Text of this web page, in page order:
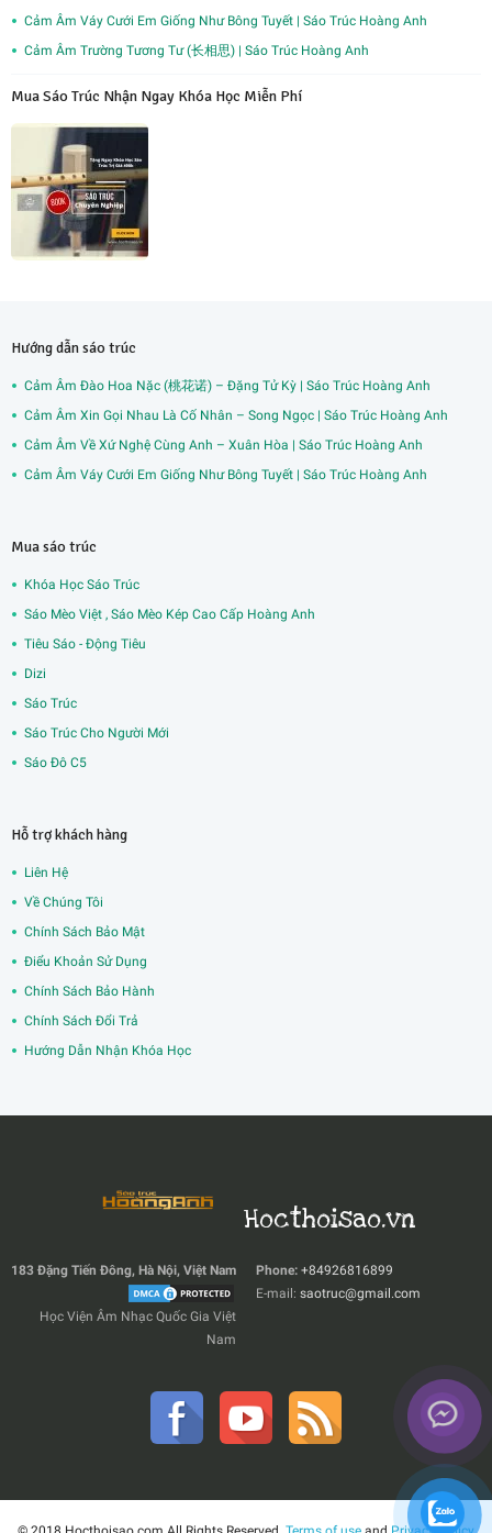
Cảm Âm Váy Cưới Em Giống Như Bông Tuyết | Sáo Trúc Hoàng Anh
Cảm Âm Trường Tương Tư (长相思) | Sáo Trúc Hoàng Anh
Mua Sáo Trúc Nhận Ngay Khóa Học Miễn Phí
Hướng dẫn sáo trúc
Cảm Âm Đào Hoa Nặc (桃花诺) – Đặng Tử Kỳ | Sáo Trúc Hoàng Anh
Cảm Âm Xin Gọi Nhau Là Cố Nhân – Song Ngọc | Sáo Trúc Hoàng Anh
Cảm Âm Về Xứ Nghệ Cùng Anh – Xuân Hòa | Sáo Trúc Hoàng Anh
Cảm Âm Váy Cưới Em Giống Như Bông Tuyết | Sáo Trúc Hoàng Anh
Mua sáo trúc
Khóa Học Sáo Trúc
Sáo Mèo Việt , Sáo Mèo Kép Cao Cấp Hoàng Anh
Tiêu Sáo - Động Tiêu
Dizi
Sáo Trúc
Sáo Trúc Cho Người Mới
Sáo Đô C5
Hỗ trợ khách hàng
Liên Hệ
Về Chúng Tôi
Chính Sách Bảo Mật
Điểu Khoản Sử Dụng
Chính Sách Bảo Hành
Chính Sách Đổi Trả
Hướng Dẫn Nhận Khóa Học
Hocthoisao.vn
Phone: +84926816899
E-mail: saotruc@gmail.com
183 Đặng Tiến Đông, Hà Nội, Việt Nam
Học Viện Âm Nhạc Quốc Gia Việt
Nam